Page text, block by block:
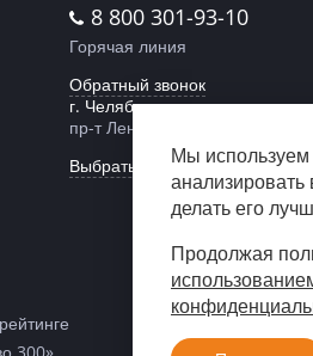
8 800 301-93-10
Горячая линия
Обратный звонок
г. Челябинск,
пр-т Ленина, 55а
Выбрать другой город?
Мы
анализировать
делать его
Продолжая